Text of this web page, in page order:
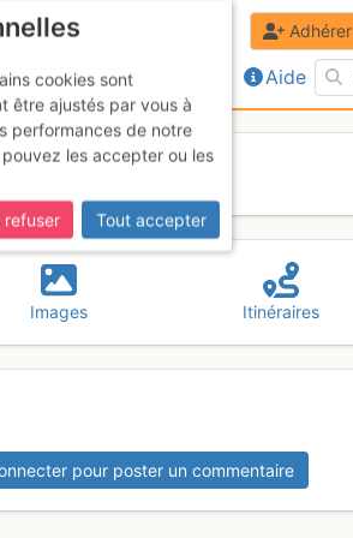
Aide
Adhérer
Images Itinéraires
pour poster un commentaire
cookies sont
être ajustés par vous à
performances de notre
les accepter ou les
refuser
Tout accepter